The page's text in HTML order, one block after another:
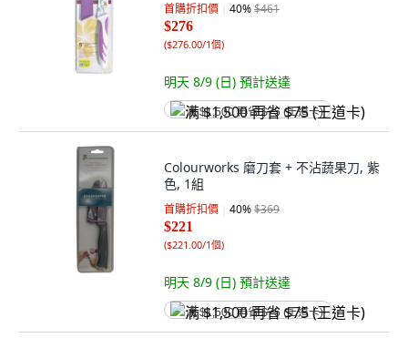
首購折扣價 40%$461
$276
($276.00/1個)
明天 8/9 (日) 預計送達
满 $1,500 再省 $75 (王道卡)
Colourworks 磨刀套 + 不沾蔬果刀, 紫
色, 1組
首購折扣價 40%$369
$221
($221.00/1個)
明天 8/9 (日) 預計送達
满 $1,500 再省 $75 (王道卡)